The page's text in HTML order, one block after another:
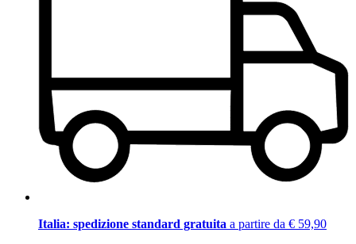
Italia: spedizione standard gratuita a partire da € 59,90